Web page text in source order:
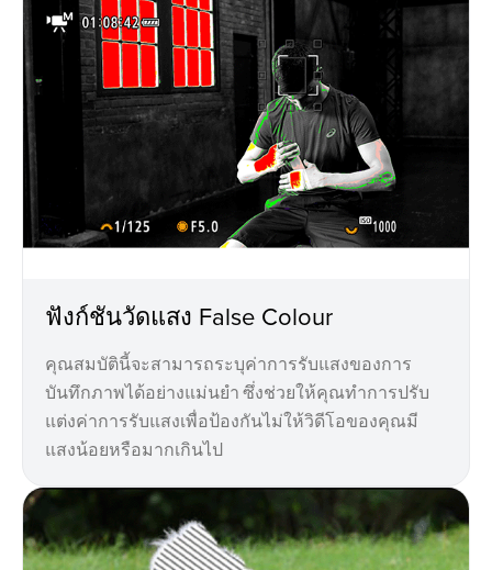
ฟังก์ชันวัดแสง False Colour
คุณสมบัตินี้จะสามารถระบุค่าการรับแสงของการ
บันทึกภาพได้อย่างแม่นยำ ซึ่งช่วยให้คุณทำการปรับ
แต่งค่าการรับแสงเพื่อป้องกันไม่ให้วิดีโอของคุณมี
แสงน้อยหรือมากเกินไป